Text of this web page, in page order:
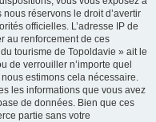
réservons le droit d’avertir
officielles. L’adresse IP de
au renforcement de ces
tourisme de Topoldavie » ait le
de verrouiller n’importe quel
estimons cela nécessaire.
les informations que vous avez
de données. Bien que ces
partie sans votre